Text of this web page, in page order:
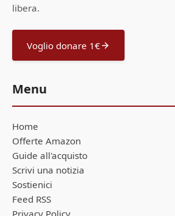
libera.
Voglio donare 1€
Menu
Home
Offerte Amazon
Guide all'acquisto
Scrivi una notizia
Sostienici
Feed RSS